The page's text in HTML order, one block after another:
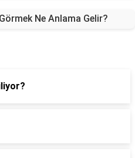
Ne Anlama Gelir?